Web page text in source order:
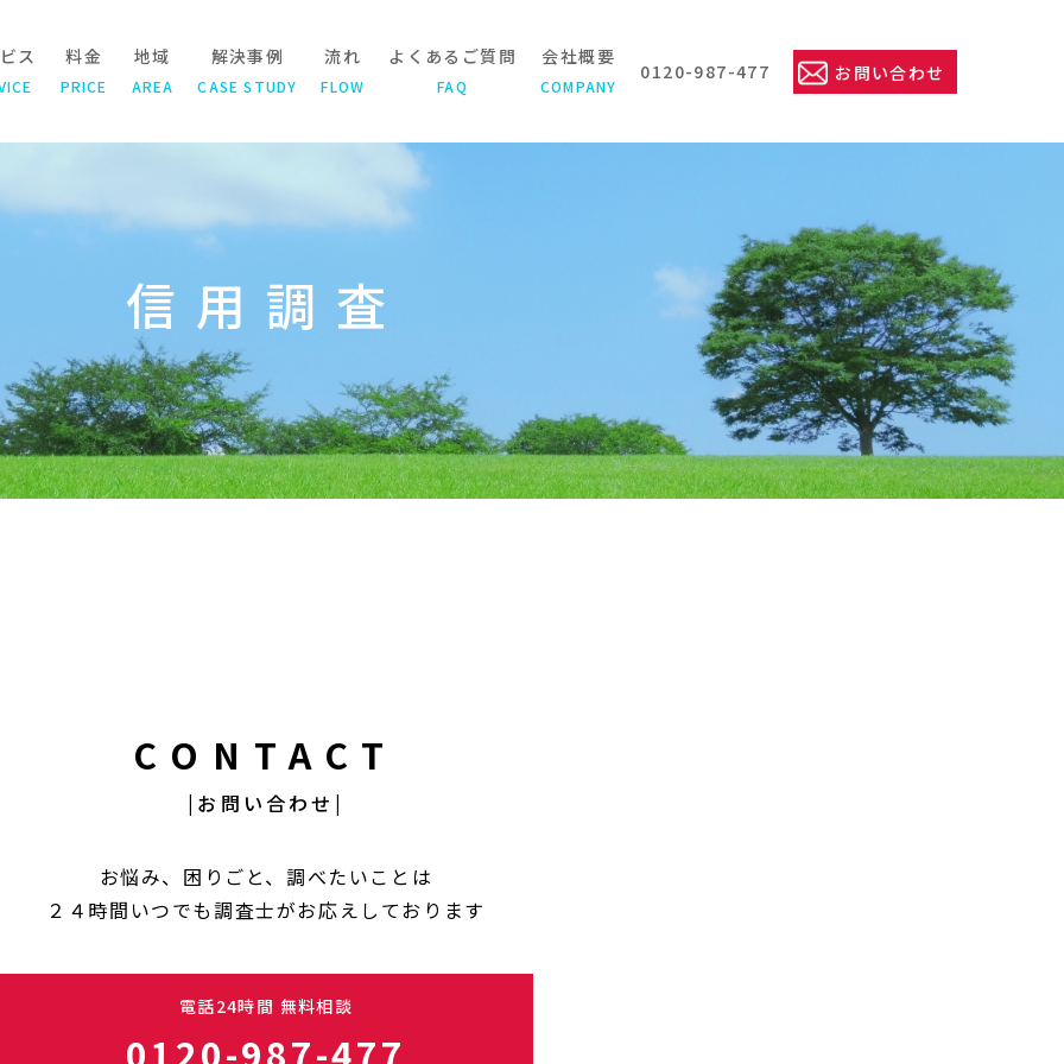
ス 料金
PRICE
地域
AREA
解決事例
CASE STUDY
流れ
FLOW
よくあるご質問
FAQ
会社概要
COMPANY
0120-987-477 お問い合わせ
信用調査
CONTACT
|お問い合わせ|
お悩み、困りごと、調べたいことは
２４時間いつでも調査士がお応えしております
電話24時間 無料相談
0120-987-477